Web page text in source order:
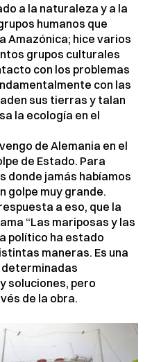
a la naturaleza y a la
humanos que
Amazónica; hice varios
grupos culturales
con los problemas
con las
sus tierras y talan
la ecología en el
de Alemania en el
de Estado. Para
donde jamás habíamos
golpe muy grande.
a eso, que la
“Las mariposas y las
político ha estado
maneras. Es una
determinadas
soluciones, pero
de la obra.